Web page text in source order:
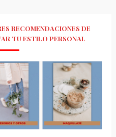
RECOMENDACIONES DE
TU ESTILO PERSONAL